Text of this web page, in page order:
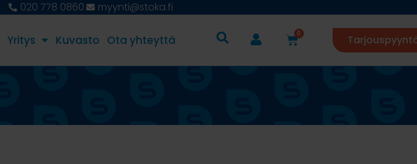
020 778 0860 myynti@stoka.fi
Yritys Kuvasto Ota yhteyttä 0